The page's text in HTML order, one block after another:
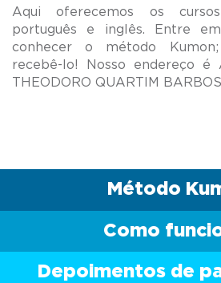
Aqui oferecemos os
português e inglês. Entre
conhecer o método
recebê-lo! Nosso endereço é
Método
Como
Depoimentos de